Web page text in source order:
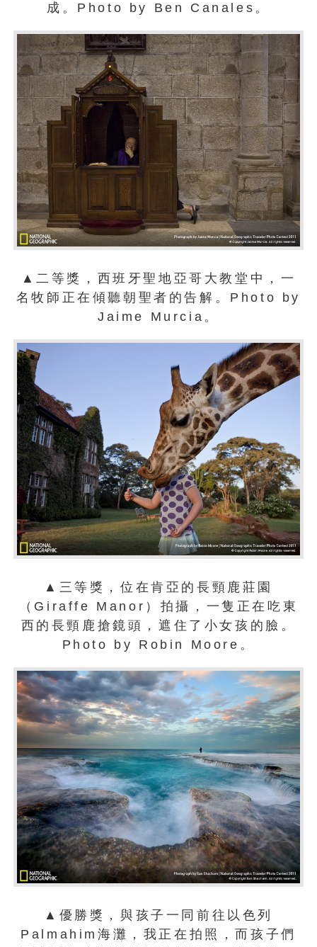
成。Photo by Ben Canales。
▲二等獎，西班牙聖地亞哥大教堂中，一
名牧師正在傾聽朝聖者的告解。Photo by
Jaime Murcia。
▲三等獎，位在肯亞的長頸鹿莊園
（Giraffe Manor）拍攝，一隻正在吃東
西的長頸鹿搶鏡頭，遮住了小女孩的臉。
Photo by Robin Moore。
▲優勝獎，與孩子一同前往以色列
Palmahim海灘，我正在拍照，而孩子們